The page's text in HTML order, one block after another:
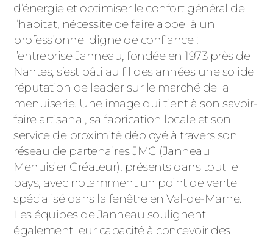
d’énergie et optimiser le confort général de
l’habitat, nécessite de faire appel à un
professionnel digne de confiance :
l’entreprise Janneau, fondée en 1973 près de
Nantes, s’est bâti au fil des années une solide
réputation de leader sur le marché de la
menuiserie. Une image qui tient à son savoir-
faire artisanal, sa fabrication locale et son
service de proximité déployé à travers son
réseau de partenaires JMC (Janneau
Menuisier Créateur), présents dans tout le
pays, avec notamment un point de vente
spécialisé dans la fenêtre en Val-de-Marne.
Les équipes de Janneau soulignent
également leur capacité à concevoir des
ALUMINIUM
ACIER